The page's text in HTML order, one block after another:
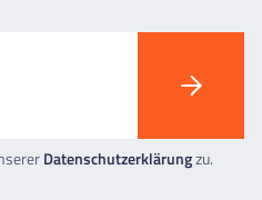
Datenschutzerklärungzu.